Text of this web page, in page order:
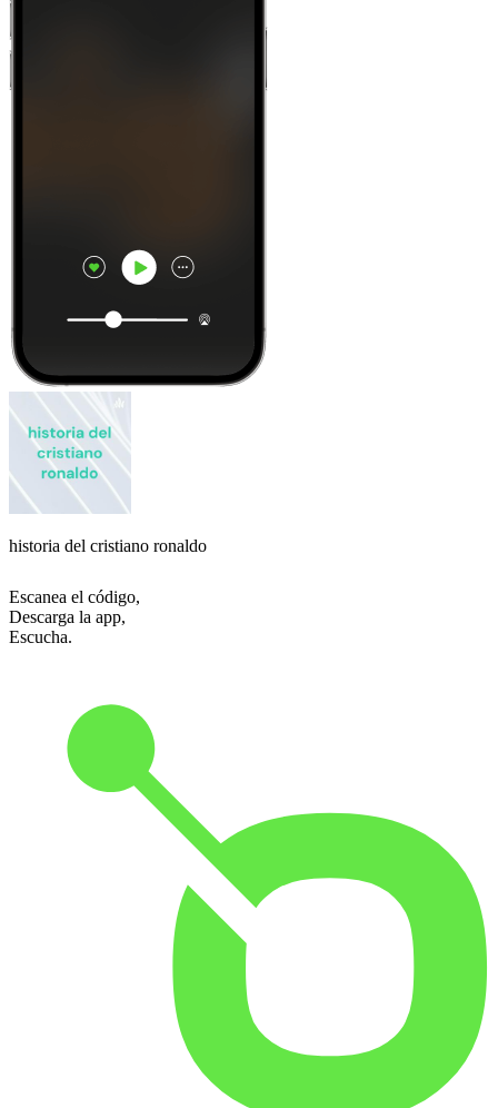
historia del cristiano ronaldo
Escanea el código,
Descarga la app,
Escucha.